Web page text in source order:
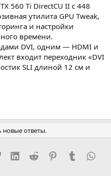
560 Ti DirectCU II с 448
утилита GPU Tweak,
и настройки
времени.
DVI, одним — HDMI и
входит переходник «DVI
SLI длиной 12 см и
новые ответы.
BlueskyLinkedInReddit PinterestTumblr
почта